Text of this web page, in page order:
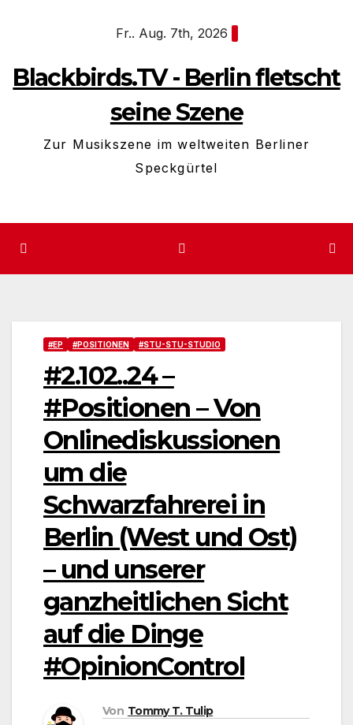
Fr.. Aug. 7th, 2026
Blackbirds.TV - Berlin fletscht
seine Szene
Zur Musikszene im weltweiten Berliner
Speckgürtel
#EP #POSITIONEN #STU-STU-STUDIO
#2.102..24 –
#Positionen – Von
Onlinediskussionen
um die
Schwarzfahrerei in
Berlin (West und Ost)
– und unserer
ganzheitlichen Sicht
auf die Dinge
#OpinionControl
Von Tommy T. Tulip